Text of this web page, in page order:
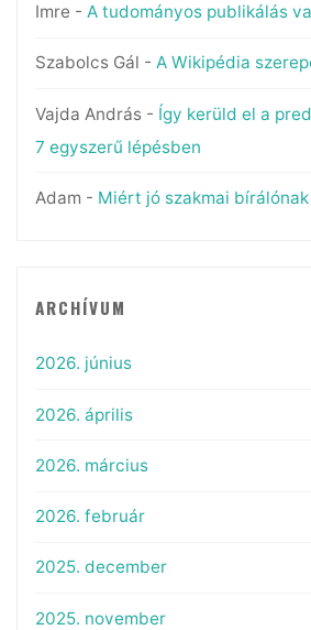
Imre - A tudományos publikálás
Szabolcs Gál - A Wikipédia
Vajda András- Így kerüld el a
7 egyszerű lépésben
Adam - Miért jó szakmai bírálónak
ARCHÍVUM
2026. június
2026. április
2026. március
2026. február
2025. december
2025. november